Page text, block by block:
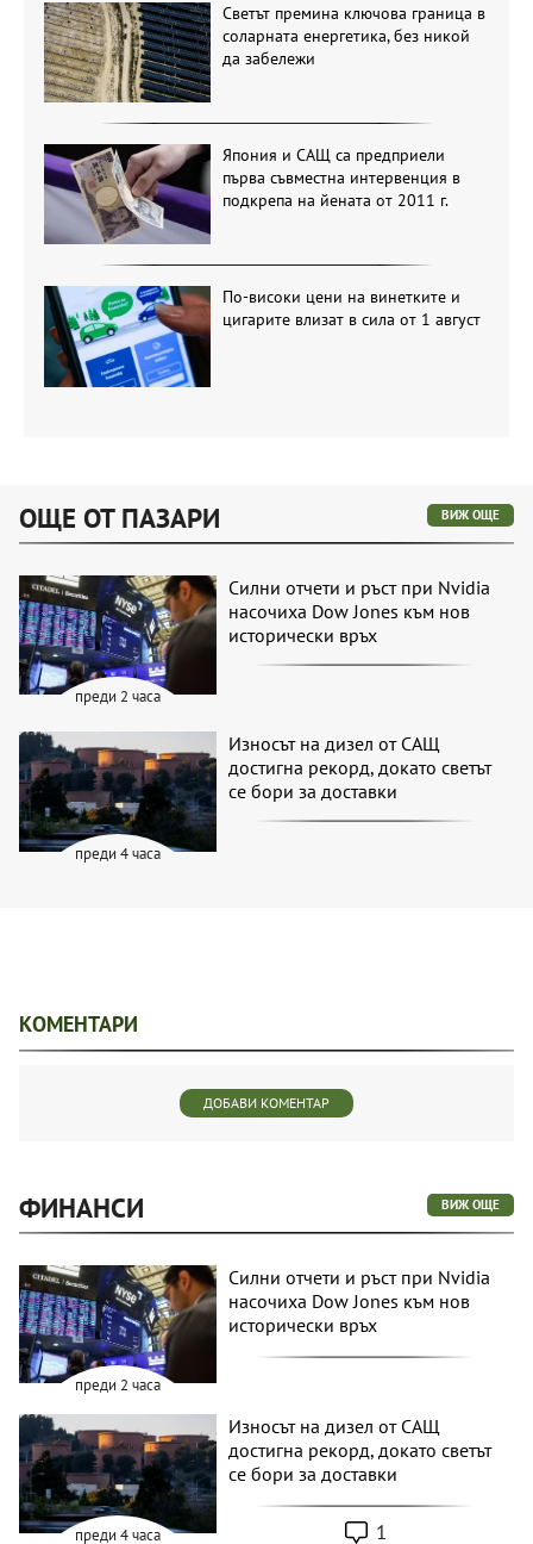
Светът премина ключова граница в
соларната енергетика, без никой
да забележи
Япония и САЩ са предприели
първа съвместна интервенция в
подкрепа на йената от 2011 г.
По-високи цени на винетките и
цигарите влизат в сила от 1 август
ОЩЕ ОТ ПАЗАРИ ВИЖ ОЩЕ
преди 2 часа
Силни отчети и ръст при Nvidia
насочиха Dow Jones към нов
исторически връх
преди 4 часа
Износът на дизел от САЩ
достигна рекорд, докато светът
се бори за доставки
КОМЕНТАРИ
ДОБАВИ КОМЕНТАР
ФИНАНСИ ВИЖ ОЩЕ
преди 2 часа
Силни отчети и ръст при Nvidia
насочиха Dow Jones към нов
исторически връх
преди 4 часа
Износът на дизел от САЩ
достигна рекорд, докато светът
се бори за доставки
1